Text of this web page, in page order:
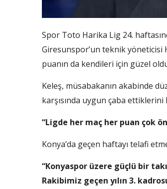
Spor Toto Harika Lig 24.
Giresunspor’un teknik yöneticisi
puanın da kendileri için güzel
Keleş, müsabakanın akabinde
karşısında uygun çaba ettiklerini
“Ligde her maç her puan çok
Konya’da geçen haftayı telafi
“Konyaspor üzere güçlü bir
Rakibimiz geçen yılın 3.